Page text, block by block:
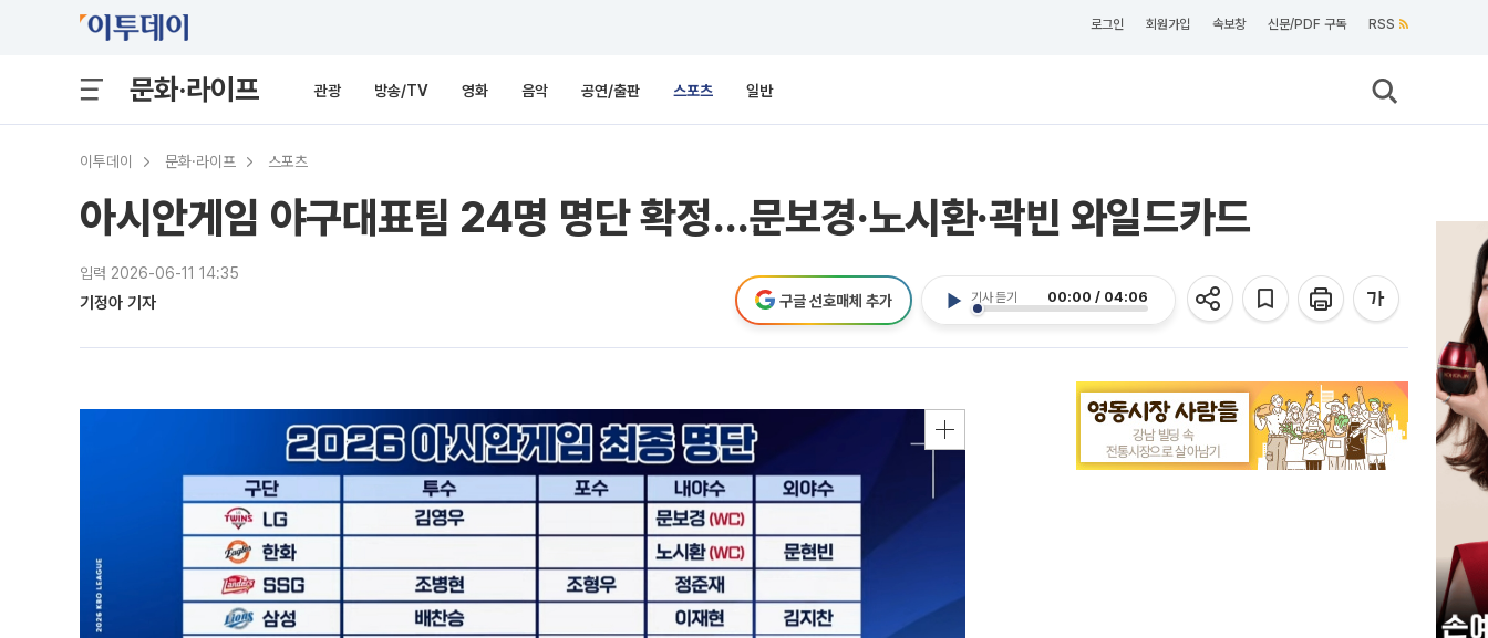
로그인 회원가입 속보창 신문/PDF 구독 RSS
문화·라이프 관광 방송/TV 영화 음악 공연/출판 스포츠 일반
이투데이 문화·라이프 스포츠
아시안게임 야구대표팀 24명 명단 확정…문보경·노시환·곽빈 와일드카드
입력 2026-06-11 14:35
기정아 기자 기사 듣기 00:00 / 04:06
구글 선호매체 추가